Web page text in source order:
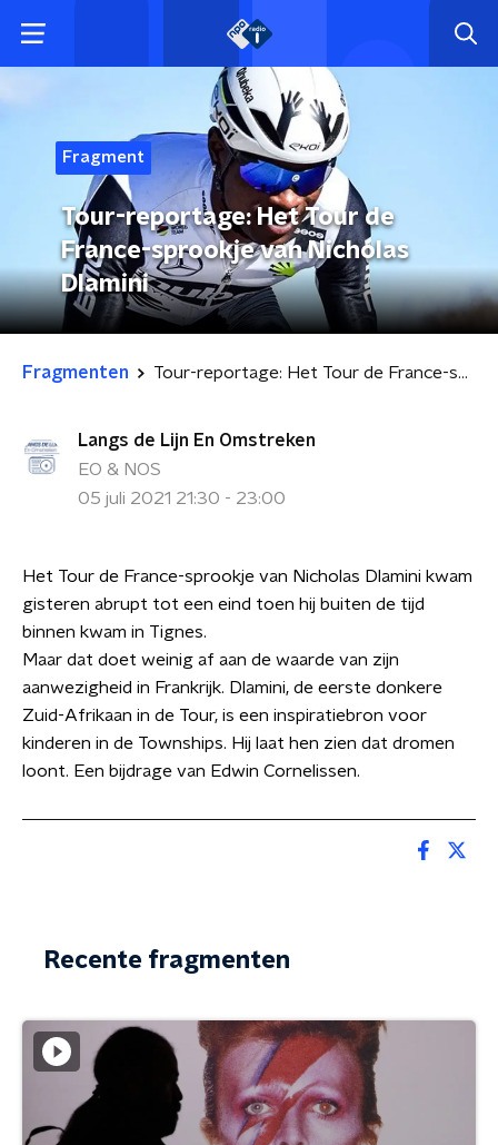
Fragment
Tour-reportage: Het Tour de
France-sprookje van Nicholas
Dlamini
Fragmenten Tour-reportage: Het Tour de France-sprookje van Nicholas Dlamini
Langs de Lijn En Omstreken
EO & NOS
05 juli 2021 21:30 - 23:00
Het Tour de France-sprookje van Nicholas Dlamini kwam
gisteren abrupt tot een eind toen hij buiten de tijd
binnen kwam in Tignes.
Maar dat doet weinig af aan de waarde van zijn
aanwezigheid in Frankrijk. Dlamini, de eerste donkere
Zuid-Afrikaan in de Tour, is een inspiratiebron voor
kinderen in de Townships. Hij laat hen zien dat dromen
loont. Een bijdrage van Edwin Cornelissen.
Recente fragmenten